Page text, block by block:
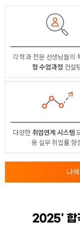
각 학과 전문 선생님들의
형 수업과정 컨설
다양한취업연계 시스템
용실무 취업률 향
나
2025' 합